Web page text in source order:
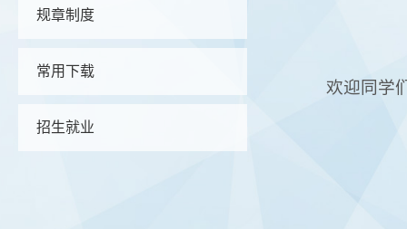
规章制度
常用下载
招生就业
欢迎同学